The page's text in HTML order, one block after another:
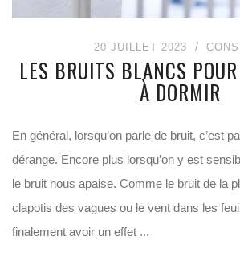
20 JUILLET 2023
LES BRUITS BLANCS
À DORMIR
En général, lorsqu’on parle de bruit, c’est
dérange. Encore plus lorsqu’on y est
le bruit nous apaise. Comme le bruit de la
clapotis des vagues ou le vent dans les
finalement avoir un effet ...